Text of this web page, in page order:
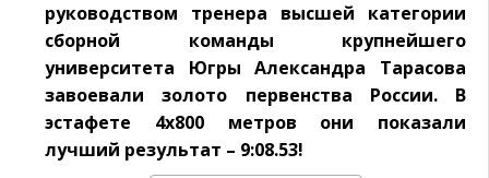
руководством тренера высшей категории
сборной команды крупнейшего
университета Югры Александра Тарасова
завоевали золото первенства России. В
эстафете 4x800 метров они показали
лучший результат – 9:08.53!